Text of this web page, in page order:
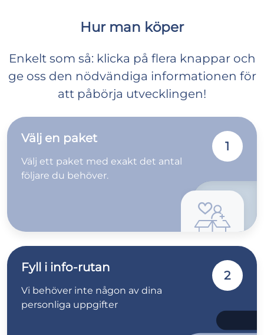
Hur man köper
Enkelt som så: klicka på flera knappar och
ge oss den nödvändiga informationen för
att påbörja utvecklingen!
Välj en paket
Välj ett paket med exakt det antal
följare du behöver.
1
Fyll i info-rutan
Vi behöver inte någon av dina
personliga uppgifter
2